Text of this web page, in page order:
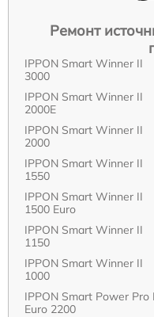
Ремонт
IPPON Smart Winner II
3000
IPPON Smart Winner II
2000E
IPPON Smart Winner II
2000
IPPON Smart Winner II
1550
IPPON Smart Winner II
1500 Euro
IPPON Smart Winner II
1150
IPPON Smart Winner II
1000
IPPON Smart Power Pro
Euro 2200